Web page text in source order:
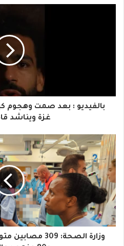
ا
إ
ل
ك
ت
ر
و
بالفيديو : بعد صمت وهجوم
غزة ويناشد
وزارة الصحة: